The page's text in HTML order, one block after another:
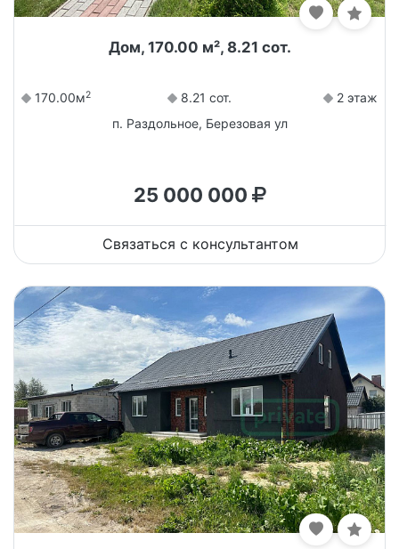
Дом, 170.00 м², 8.21 сот.
170.00м2 8.21 сот.
2 этаж
п. Раздольное, Березовая ул
25 000 000
Связаться с консультантом